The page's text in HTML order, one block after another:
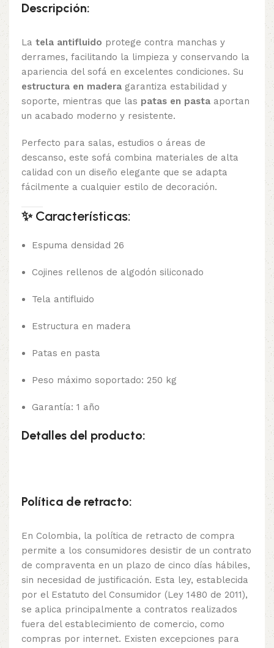
Descripción:
La tela antifluido protege contra manchas y
derrames, facilitando la limpieza y conservando la
apariencia del sofá en excelentes condiciones. Su
estructura en madera garantiza estabilidad y
soporte, mientras que las patas en pasta aportan
un acabado moderno y resistente.
Perfecto para salas, estudios o áreas de
descanso, este sofá combina materiales de alta
calidad con un diseño elegante que se adapta
fácilmente a cualquier estilo de decoración.
✨Características:
Espuma densidad 26
Cojines rellenos de algodón siliconado
Tela antifluido
Estructura en madera
Patas en pasta
Peso máximo soportado: 250 kg
Garantía: 1 año
Detalles del producto:
Política de retracto:
En Colombia, la política de retracto de compra
permite a los consumidores desistir de un contrato
de compraventa en un plazo de cinco días hábiles,
sin necesidad de justificación. Esta ley, establecida
por el Estatuto del Consumidor (Ley 1480 de 2011),
se aplica principalmente a contratos realizados
fuera del establecimiento de comercio, como
compras por internet. Existen excepciones para